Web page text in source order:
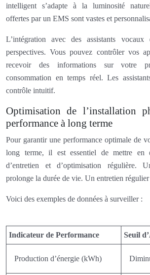
intelligent s’adapte à la luminosité
offertes par un EMS sont vastes et
L’intégration avec des assistants
perspectives. Vous pouvez contrôler vos
recevoir des informations sur votre
consommation en temps réel. Les
contrôle intuitif.
Optimisation de l’installation
performance à long terme
Pour garantir une performance optimale de
long terme, il est essentiel de mettre en
d’entretien et d’optimisation régulière.
prolonge la durée de vie. Un entretien régulier
Voici des exemples de données à surveiller :
Indicateur de Performance Seuil
Production d’énergie (kWh)